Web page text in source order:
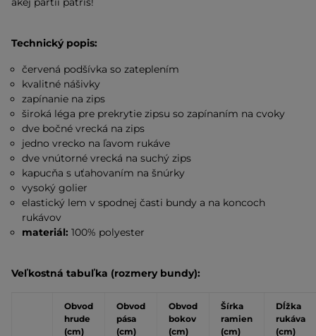
Technický popis:
červená podšívka so zateplením
kvalitné nášivky
zapínanie na zips
široká léga pre prekrytie zipsu so zapínaním na cvoky
dve bočné vrecká na zips
jedno vrecko na ľavom rukáve
dve vnútorné vrecká na suchý zips
kapucňa s uťahovaním na šnúrky
vysoký golier
elastický lem v spodnej časti bundy a na koncoch
rukávov
materiál: 100% polyester
Veľkostná tabuľka (rozmery bundy):
Obvod
hrude
(cm)
Obvod
pása
(cm)
Obvod
bokov
(cm)
Šírka
ramien
(cm)
Dĺžka
rukáva
(cm)